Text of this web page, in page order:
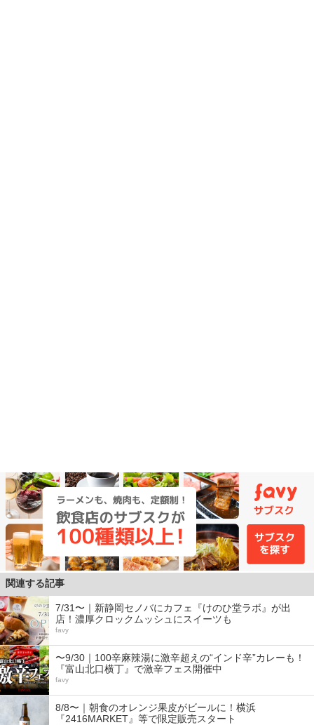
関連する記事
7/31〜｜新静岡セノバにカフェ『けのひ堂ラボ』が出
店！濃厚クロックムッシュにスイーツも
favy
〜9/30｜100辛麻辣湯に激辛超えの“インド辛”カレーも！
『富山北口横丁』で激辛フェス開催中
favy
8/8〜｜朝食のオレンジ果皮がビールに！横浜
『2416MARKET』等で限定販売スタート